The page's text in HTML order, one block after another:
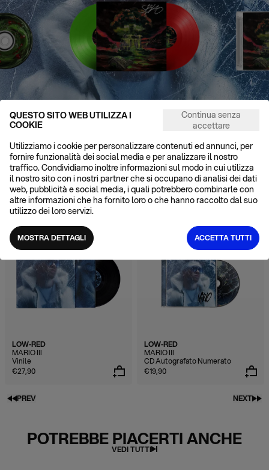
QUESTO SITO WEB UTILIZZA I
COOKIE
Continua senza
accettare
Utilizziamo i cookie per personalizzare contenuti ed annunci, per
fornire funzionalità dei social media e per analizzare il nostro
traffico. Condividiamo inoltre informazioni sul modo in cui utilizza
il nostro sito con i nostri partner che si occupano di analisi dei dati
web, pubblicità e social media, i quali potrebbero combinarle con
altre informazioni che ha fornito loro o che hanno raccolto dal suo
utilizzo dei loro servizi.
MOSTRA DETTAGLI ACCETTA TUTTI
EVA EVA
THE BIGGEST SBLAO EVA EVA EVA
Doppio Vinile Colorato Autografato
THE
ALTRO DAL CATALOGO
VEDI TUTTI
LOW-RED
MARIO III
Vinile
€27,90
LOW-RED
MARIO III
CD Autografato Numerato
€19,90
PREV NEXT
POTREBBE PIACERTI ANCHE
VEDI TUTTI